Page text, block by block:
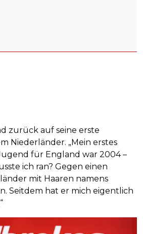
zurück auf seine erste
Niederländer. „Mein erstes
für England war 2004 –
ich ran? Gegen einen
mit Haaren namens
Seitdem hat er mich eigentlich